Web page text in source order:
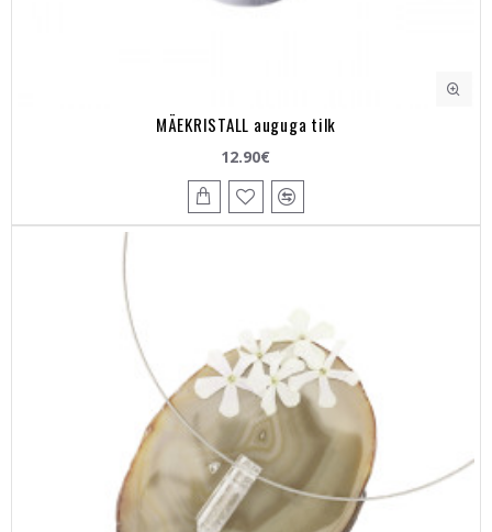
MÄEKRISTALL auguga tilk
12.90€